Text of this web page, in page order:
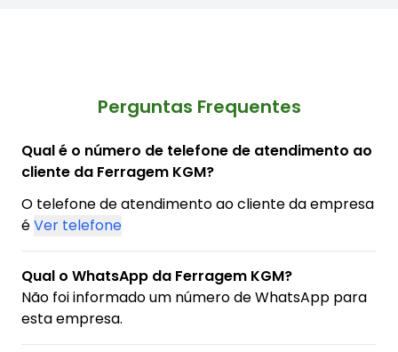
Perguntas Frequentes
Qual é o número de telefone de atendimento ao
cliente da Ferragem KGM?
O telefone de atendimento ao cliente da empresa
éVer telefone
Qual o WhatsApp da Ferragem KGM?
Não foi informado um número de WhatsApp para
esta empresa.